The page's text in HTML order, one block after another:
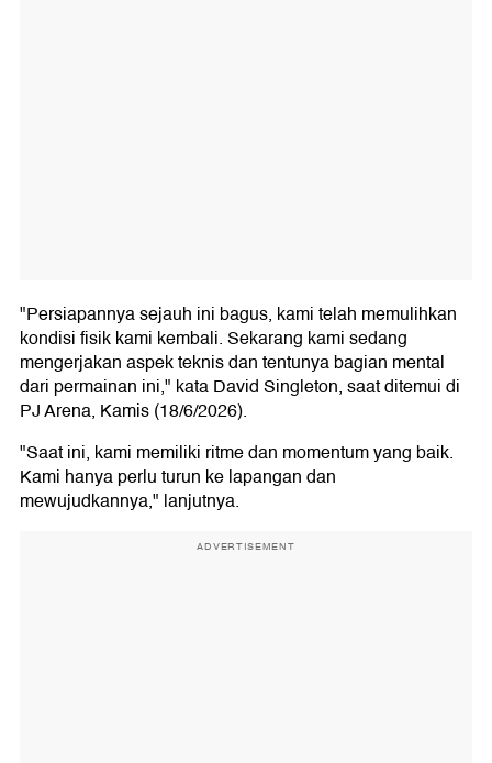
"Persiapannya sejauh ini bagus, kami telah memulihkan
kondisi fisik kami kembali. Sekarang kami sedang
mengerjakan aspek teknis dan tentunya bagian mental
dari permainan ini," kata David Singleton, saat ditemui di
PJ Arena, Kamis (18/6/2026).
"Saat ini, kami memiliki ritme dan momentum yang baik.
Kami hanya perlu turun ke lapangan dan
mewujudkannya," lanjutnya.
ADVERTISEMENT